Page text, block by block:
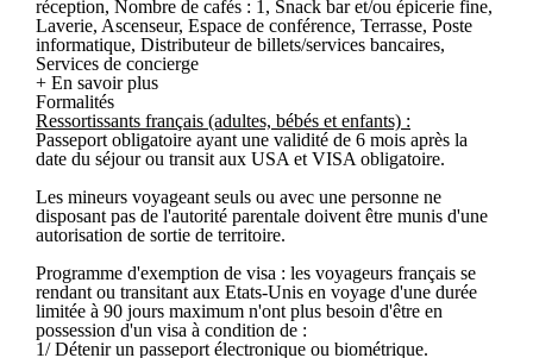
réception, Nombre de cafés : 1, Snack bar et/ou épicerie fine,
Laverie, Ascenseur, Espace de conférence, Terrasse, Poste
informatique, Distributeur de billets/services bancaires,
Services de concierge
+ En savoir plus
Formalités
Ressortissants français (adultes, bébés et enfants) :
Passeport obligatoire ayant une validité de 6 mois après la
date du séjour ou transit aux USA et VISA obligatoire.
Les mineurs voyageant seuls ou avec une personne ne
disposant pas de l'autorité parentale doivent être munis d'une
autorisation de sortie de territoire.
Programme d'exemption de visa : les voyageurs français se
rendant ou transitant aux Etats-Unis en voyage d'une durée
limitée à 90 jours maximum n'ont plus besoin d'être en
possession d'un visa à condition de :
1/ Détenir un passeport électronique ou biométrique.